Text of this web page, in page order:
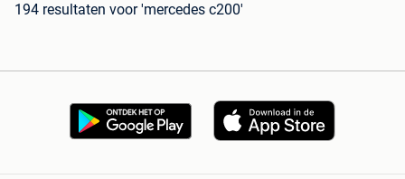
194 resultaten voor 'mercedes c200'